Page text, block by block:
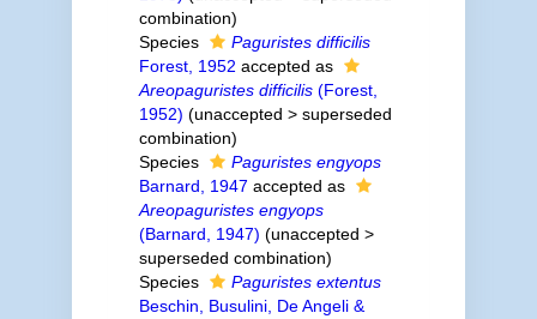
combination)
Species
Paguristes difficilis
Forest, 1952 accepted as
Areopaguristes difficilis(Forest,
1952) (unaccepted > superseded
combination)
Species
Paguristes engyops
Barnard, 1947 accepted as
Areopaguristes engyops
(Barnard, 1947) (unaccepted >
superseded combination)
Species
Paguristes extentus
Beschin, Busulini, De Angeli &